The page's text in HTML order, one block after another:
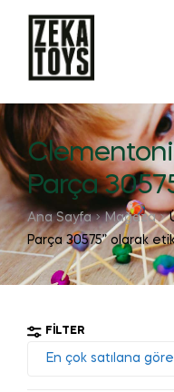
Parça
Ana Sayfa Mağaza
Parça 30575” olarak
FILTER